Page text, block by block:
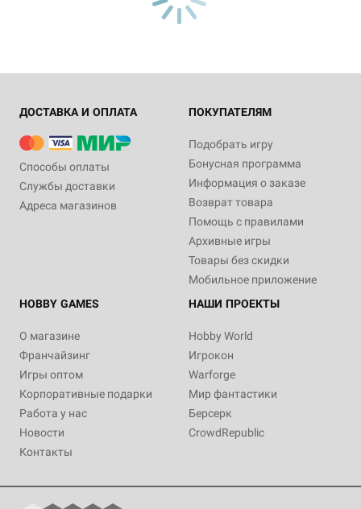
ДОСТАВКА И ОПЛАТА
Способы оплаты
Службы доставки
Адреса магазинов
ПОКУПАТЕЛЯМ
Подобрать игру
Бонусная программа
Информация о заказе
Возврат товара
Помощь с правилами
Архивные игры
Товары без скидки
Мобильное приложение
HOBBY GAMES
О магазине
Франчайзинг
Игры оптом
Корпоративные подарки
Работа у нас
Новости
Контакты
НАШИ ПРОЕКТЫ
Hobby World
Игрокон
Warforge
Мир фантастики
Берсерк
CrowdRepublic